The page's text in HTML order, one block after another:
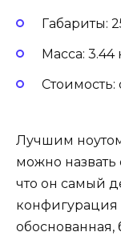
Габариты:
Масса: 3.44
Стоимость:
Лучшим
можно назвать
что он самый
конфигурация
обоснованная,